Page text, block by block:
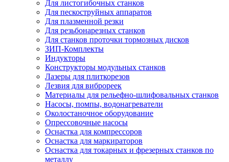
Для листогибочных станков
Для пескоструйных аппаратов
Для плазменной резки
Для резьбонарезных станков
Для станков проточки тормозных дисков
ЗИП-Комплекты
Индукторы
Конструкторы модульных станков
Лазеры для плиткорезов
Лезвия для виброреек
Материалы для рельефно-шлифовальных станков
Насосы, помпы, водонагреватели
Околостаночное оборудование
Опрессовочные насосы
Оснастка для компрессоров
Оснастка для маркираторов
Оснастка для токарных и фрезерных станков по
металлу